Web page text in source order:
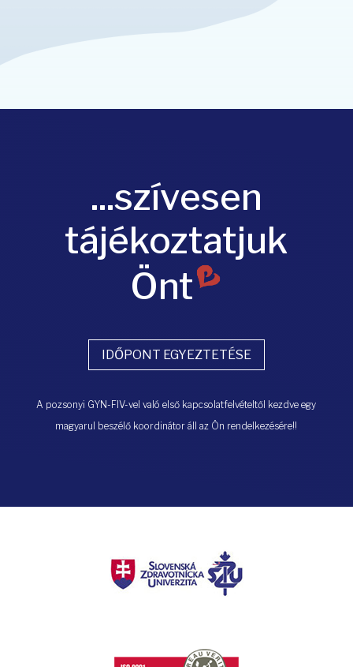
...szívesen
tájékoztatjuk
Önt
IDŐPONT EGYEZTETÉSE
A pozsonyi GYN-FIV-vel való első kapcsolatfelvételtől kezdve egy
magyarul beszélő koordinátor áll az Ön rendelkezésére!!